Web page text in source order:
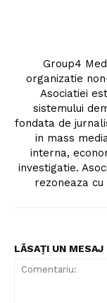
Group4
organizatie
Asociatiei
sistemului
fondata de
in mass
interna,
investigatie.
rezoneaza
LĂSAȚI UN MESAJ